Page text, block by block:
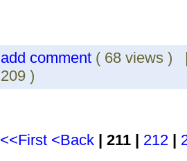
add comment ( 68 views
209 )
<<First <Back | 211 | 212 |